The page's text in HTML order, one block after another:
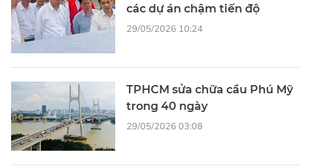
các dự án chậm tiến độ
29/05/2026 10:24
TPHCM sửa chữa cầu Phú Mỹ
trong 40 ngày
29/05/2026 03:08